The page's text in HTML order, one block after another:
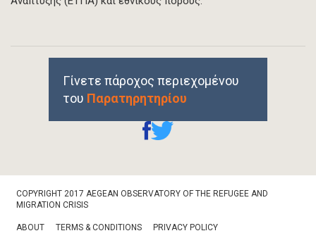
Γίνετε πάροχος περιεχομένου
του Παρατηρητηρίου
Footer
Bottom
COPYRIGHT 2017 AEGEAN OBSERVATORY OF THE REFUGEE AND
MIGRATION CRISIS
ABOUT TERMS & CONDITIONS PRIVACY POLICY